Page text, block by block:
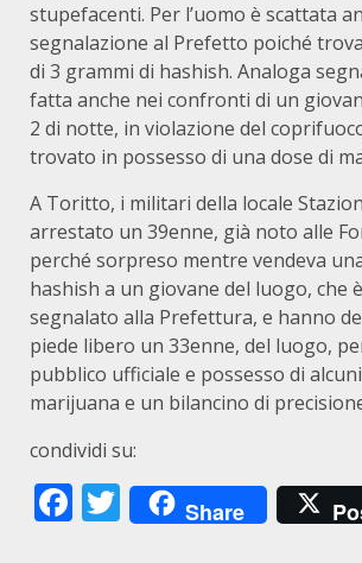
stupefacenti. Per l’uomo è scattata
segnalazione al Prefetto poiché
di 3 grammi di hashish. Analoga
fatta anche nei confronti di un
2 di notte, in violazione del
trovato in possesso di una dose di
A Toritto, i militari della locale
arrestato un 39enne, già noto alle
perché sorpreso mentre vendeva
hashish a un giovane del luogo, che
segnalato alla Prefettura, e hanno
piede libero un 33enne, del luogo,
pubblico ufficiale e possesso di
marijuana e un bilancino di
condividi su:
Facebook
Twitter
Share